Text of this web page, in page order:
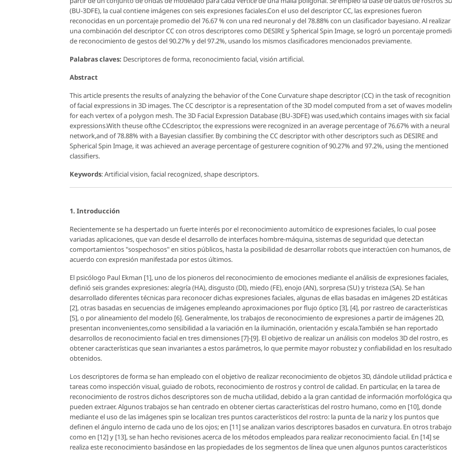
(BU-3DFE), la cual contiene imágenes con seis expresiones faciales.Con el uso del descriptor CC, las expresiones fueron
reconocidas en un porcentaje promedio del 76.67 % con una red neuronal y del 78.88% con un clasificador bayesiano. Al realizar
una combinación del descriptor CC con otros descriptores como DESIRE y Spherical Spin Image, se logró un porcentaje
de reconocimiento de gestos del 90.27% y del 97.2%, usando los mismos clasificadores mencionados previamente.
Palabras claves: Descriptores de forma, reconocimiento facial, visión artificial.
Abstract
This article presents the results of analyzing the behavior of theCone Curvatureshape descriptor (CC) in the task of recognition
of facial expressions in 3D images. The CC descriptor is a representation of the 3D model computed from a set of waves
for each vertex of a polygon mesh. The 3D Facial Expression Database (BU-3DFE) was used,which contains images with six facial
expressions.With theuse ofthe CCdescriptor, the expressions were recognized in an average percentage of 76.67% with a neural
network,and of 78.88% with a Bayesian classifier. By combining the CC descriptor with other descriptors such as DESIRE and
Spherical Spin Image, it was achieved an average percentage of gesturere cognition of 90.27% and 97.2%, using the mentioned
classifiers.
Keywords: Artificial vision, facial recognized, shape descriptors.
1. Introducción
Recientemente se ha despertado un fuerte interés por el reconocimiento automático de expresiones faciales, lo cual posee
variadas aplicaciones, que van desde el desarrollo de interfaces hombre-máquina, sistemas de seguridad que detectan
comportamientos "sospechosos" en sitios públicos, hasta la posibilidad de desarrollar robots que interactúen con humanos, de
acuerdo con expresión manifestada por estos últimos.
El psicólogo Paul Ekman [1], uno de los pioneros del reconocimiento de emociones mediante el análisis de expresiones faciales,
definió seis grandes expresiones: alegría (HA), disgusto (DI), miedo (FE), enojo (AN), sorpresa (SU) y tristeza (SA). Se han
desarrollado diferentes técnicas para reconocer dichas expresiones faciales, algunas de ellas basadas en imágenes 2D estáticas
[2], otras basadas en secuencias de imágenes empleando aproximaciones por flujo óptico [3], [4], por rastreo de características
[5], o por alineamiento del modelo [6]. Generalmente, los trabajos de reconocimiento de expresiones a partir de imágenes 2D,
presentan inconvenientes,como sensibilidad a la variación en la iluminación, orientación y escala.También se han reportado
desarrollos de reconocimiento facial en tres dimensiones [7]-[9]. El objetivo de realizar un análisis con modelos 3D del rostro, es
obtener características que sean invariantes a estos parámetros, lo que permite mayor robustez y confiabilidad en los
obtenidos.
Los descriptores de forma se han empleado con el objetivo de realizar reconocimiento de objetos 3D, dándole utilidad práctica
tareas como inspección visual, guiado de robots, reconocimiento de rostros y control de calidad. En particular, en la tarea de
reconocimiento de rostros dichos descriptores son de mucha utilidad, debido a la gran cantidad de información morfológica
pueden extraer. Algunos trabajos se han centrado en obtener ciertas características del rostro humano, como en [10], donde
mediante el uso de las imágenes spin se localizan tres puntos característicos del rostro: la punta de la nariz y los puntos que
definen el ángulo interno de cada uno de los ojos; en [11] se analizan varios descriptores basados en curvatura. En otros
como en [12] y [13], se han hecho revisiones acerca de los métodos empleados para realizar reconocimiento facial. En [14] se
realiza este reconocimiento basándose en las propiedades de los segmentos de línea que unen algunos puntos característicos